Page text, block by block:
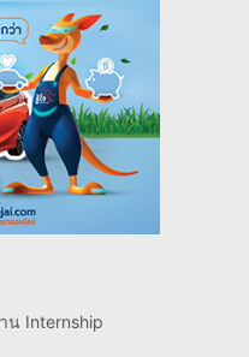
น Internship